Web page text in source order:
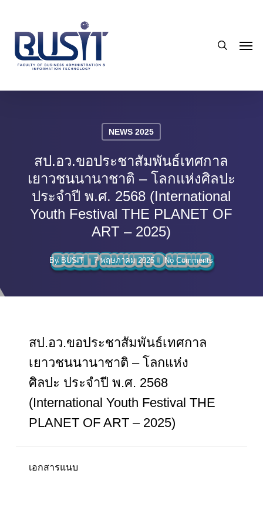
main
content
NEWS 2025
สป.อว.ขอประชาสัมพันธ์เทศกาล
เยาวชนนานาชาติ – โลกแห่งศิลปะ
ประจำปี พ.ศ. 2568 (International
Youth Festival THE PLANET OF
ART – 2025)
By BUSIT 7 พฤษภาคม 2025 No Comments
สป.อว.ขอประชาสัมพันธ์เทศกาล
เยาวชนนานาชาติ – โลกแห่ง
ศิลปะ ประจำปี พ.ศ. 2568
(International Youth Festival THE
PLANET OF ART – 2025)
เอกสารแนบ